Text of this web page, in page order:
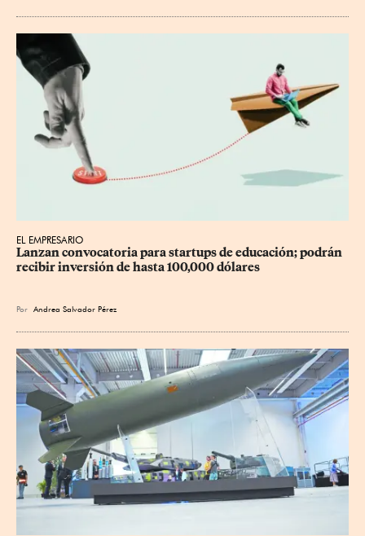
EL EMPRESARIO
Lanzan convocatoria para startups de educación; podrán
recibir inversión de hasta 100,000 dólares
Por Andrea Salvador Pérez